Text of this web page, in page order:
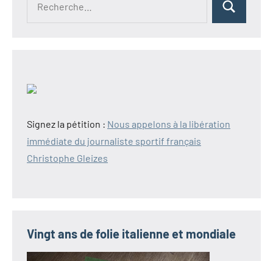
Rechercher
Signez la pétition : Nous appelons à la libération
immédiate du journaliste sportif français
Christophe Gleizes
Vingt ans de folie italienne et mondiale